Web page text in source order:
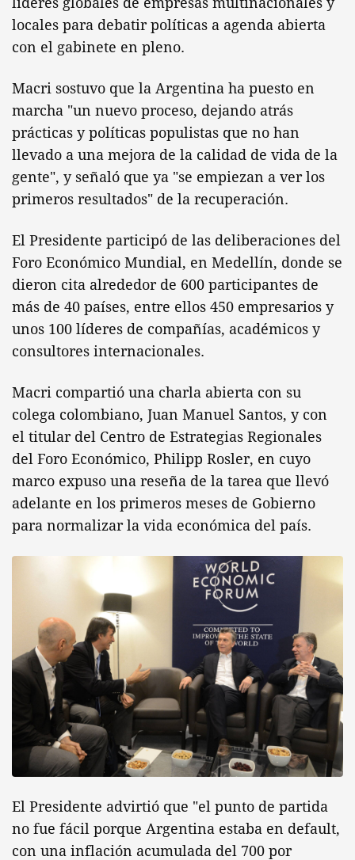
locales para debatir políticas a agenda abierta
con el gabinete en pleno.
Macri sostuvo que la Argentina ha puesto en
marcha "un nuevo proceso, dejando atrás
prácticas y políticas populistas que no han
llevado a una mejora de la calidad de vida de la
gente", y señaló que ya "se empiezan a ver los
primeros resultados" de la recuperación.
El Presidente participó de las deliberaciones del
Foro Económico Mundial, en Medellín, donde se
dieron cita alrededor de 600 participantes de
más de 40 países, entre ellos 450 empresarios y
unos 100 líderes de compañías, académicos y
consultores internacionales.
Macri compartió una charla abierta con su
colega colombiano, Juan Manuel Santos, y con
el titular del Centro de Estrategias Regionales
del Foro Económico, Philipp Rosler, en cuyo
marco expuso una reseña de la tarea que llevó
adelante en los primeros meses de Gobierno
para normalizar la vida económica del país.
El Presidente advirtió que "el punto de partida
no fue fácil porque Argentina estaba en default,
con una inflación acumulada del 700 por